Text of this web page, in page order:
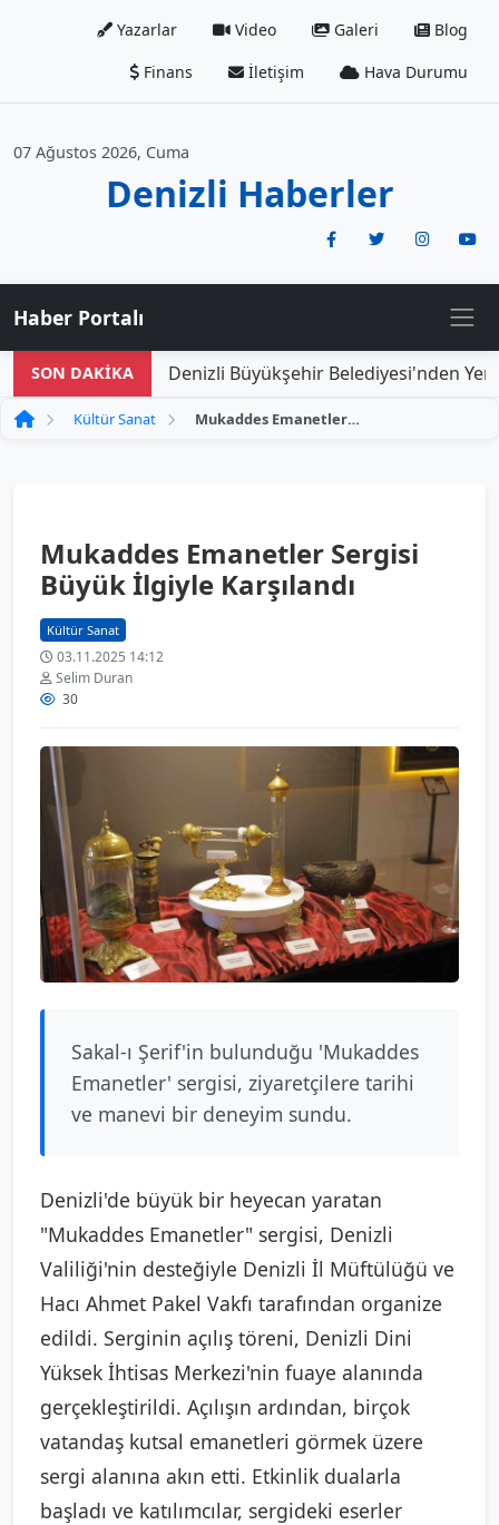
Yazarlar Video Galeri
Blog
Finans
İletişim Hava Durumu
07 Ağustos 2026, Cuma
Denizli Haberler
Haber Portalı
SON DAKİKA Denizli Büyükşehir Belediyesi'nden Yeni
Kültür Sanat Mukaddes Emanetler Sergisi Büyük İlgiyle Karşılandı
Mukaddes Emanetler Sergisi
Büyük İlgiyle Karşılandı
Kültür Sanat
03.11.2025 14:12
Selim Duran
30
Sakal-ı Şerif'in bulunduğu 'Mukaddes
Emanetler' sergisi, ziyaretçilere tarihi
ve manevi bir deneyim sundu.
Denizli'de büyük bir heyecan yaratan
"Mukaddes Emanetler" sergisi, Denizli
Valiliği'nin desteğiyle Denizli İl Müftülüğü ve
Hacı Ahmet Pakel Vakfı tarafından organize
edildi. Serginin açılış töreni, Denizli Dini
Yüksek İhtisas Merkezi'nin fuaye alanında
gerçekleştirildi. Açılışın ardından, birçok
vatandaş kutsal emanetleri görmek üzere
sergi alanına akın etti. Etkinlik dualarla
başladı ve katılımcılar, sergideki eserler